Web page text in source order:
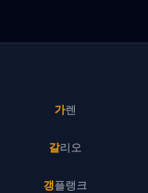
가렌
갈리오
갱플랭크